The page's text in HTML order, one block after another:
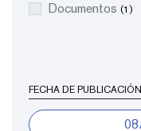
Documentos (1)
FECHA DE PUBLICACIÓN